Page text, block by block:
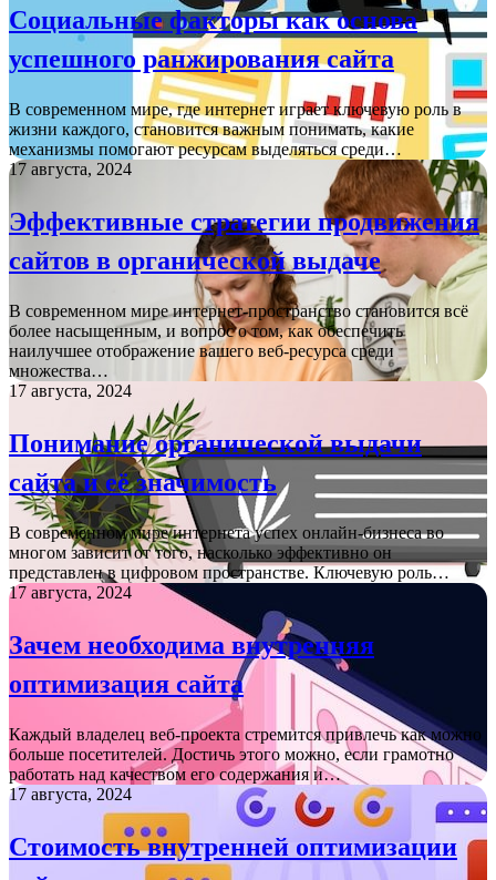
Социальные факторы как основа
успешного ранжирования сайта
В современном мире, где интернет играет ключевую роль в
жизни каждого, становится важным понимать, какие
механизмы помогают ресурсам выделяться среди…
17 августа, 2024
Эффективные стратегии продвижения
сайтов в органической выдаче
В современном мире интернет-пространство становится всё
более насыщенным, и вопрос о том, как обеспечить
наилучшее отображение вашего веб-ресурса среди
множества…
17 августа, 2024
Понимание органической выдачи
сайта и её значимость
В современном мире интернета успех онлайн-бизнеса во
многом зависит от того, насколько эффективно он
представлен в цифровом пространстве. Ключевую роль…
17 августа, 2024
Зачем необходима внутренняя
оптимизация сайта
Каждый владелец веб-проекта стремится привлечь как можно
больше посетителей. Достичь этого можно, если грамотно
работать над качеством его содержания и…
17 августа, 2024
Стоимость внутренней оптимизации